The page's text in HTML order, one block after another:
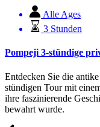
Alle Ages
3 Stunden
Pompeji 3-stündige
Entdecken Sie die
stündigen Tour mit
ihre faszinierende
bewahrt wurde.